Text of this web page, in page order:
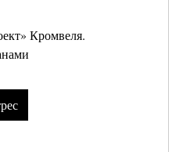
Кромвеля.